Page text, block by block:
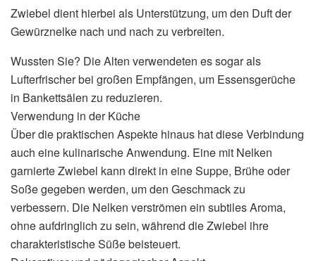
Zwiebel dient hierbei als Unterstützung, um den Duft der
Gewürznelke nach und nach zu verbreiten.
Wussten Sie? Die Alten verwendeten es sogar als
Lufterfrischer bei großen Empfängen, um Essensgerüche
in Bankettsälen zu reduzieren.
Verwendung in der Küche
Über die praktischen Aspekte hinaus hat diese Verbindung
auch eine kulinarische Anwendung. Eine mit Nelken
garnierte Zwiebel kann direkt in eine Suppe, Brühe oder
Soße gegeben werden, um den Geschmack zu
verbessern. Die Nelken verströmen ein subtiles Aroma,
ohne aufdringlich zu sein, während die Zwiebel ihre
charakteristische Süße beisteuert.